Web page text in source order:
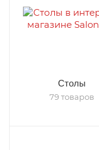
Столы
79 товаров